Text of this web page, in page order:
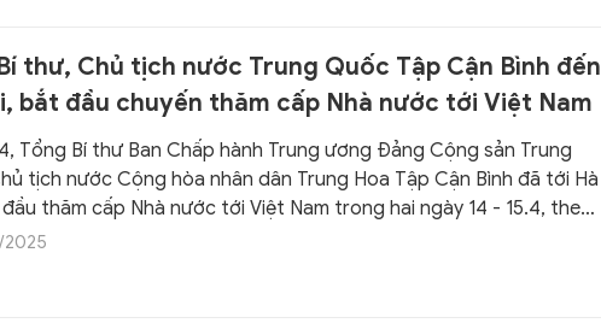
thư, Chủ tịch nước Trung Quốc Tập Cận Bình đến
bắt đầu chuyến thăm cấp Nhà nước tới Việt Nam
Tổng Bí thư Ban Chấp hành Trung ương Đảng Cộng sản Trung
tịch nước Cộng hòa nhân dân Trung Hoa Tập Cận Bình đã tới Hà
thăm cấp Nhà nước tới Việt Nam trong hai ngày 14 - 15.4, theo
Tổng Bí thư Ban Chấp hành Trung ương Đảng Cộng sản Việt